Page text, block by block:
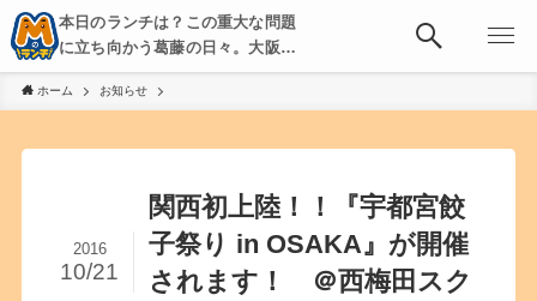
本日のランチは？この重大な問題
に立ち向かう葛藤の日々。大阪・
京都・神戸を中心とした食べ歩
き、飲み歩きを綴る。
ホーム お知らせ
関西初上陸！！『宇都宮餃
子祭り in OSAKA』が開催
されます！ ＠西梅田スク
2016
10/21